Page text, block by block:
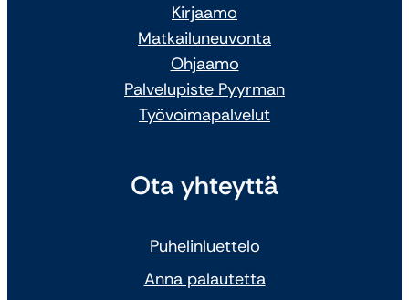
Kirjaamo
Matkailuneuvonta
Ohjaamo
Palvelupiste Pyyrman
Työvoimapalvelut
Ota yhteyttä
Puhelinluettelo
Anna palautetta